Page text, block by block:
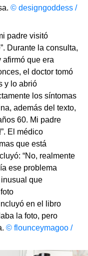
© designgoddess /
padre visitó
Durante la consulta,
afirmó que era
el doctor tomó
y lo abrió
los síntomas
además del texto,
60. Mi padre
El médico
que está
“No, realmente
ese problema
que
en el libro
la foto, pero
© flounceymagoo /